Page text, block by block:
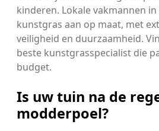
kinderen. Lokale vakmannen
kunstgras aan op maat, met
veiligheid en duurzaamheid.
beste kunstgrasspecialist die
budget.
Is uw tuin na de
modderpoel?